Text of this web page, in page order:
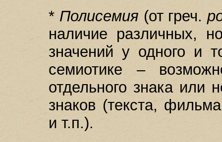
* Полисемия (от греч.
наличие различных,
значений у одного и
семиотике –
отдельного знака или
знаков (текста,
и т.п.).